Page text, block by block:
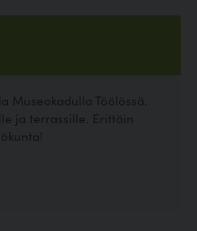
Museokadulla Töölössä.
ja terrassille. Erittäin